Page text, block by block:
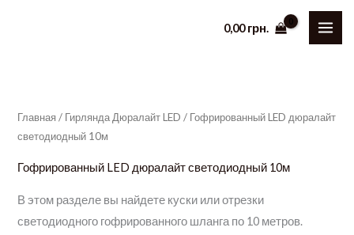
0,00грн.
Главная / Гирлянда Дюралайт LED / Гофрированный LED дюралайт
светодиодный 10м
Гофрированный LED дюралайт светодиодный 10м
В этом разделе вы найдете куски или отрезки
светодиодного гофрированного шланга по 10 метров.